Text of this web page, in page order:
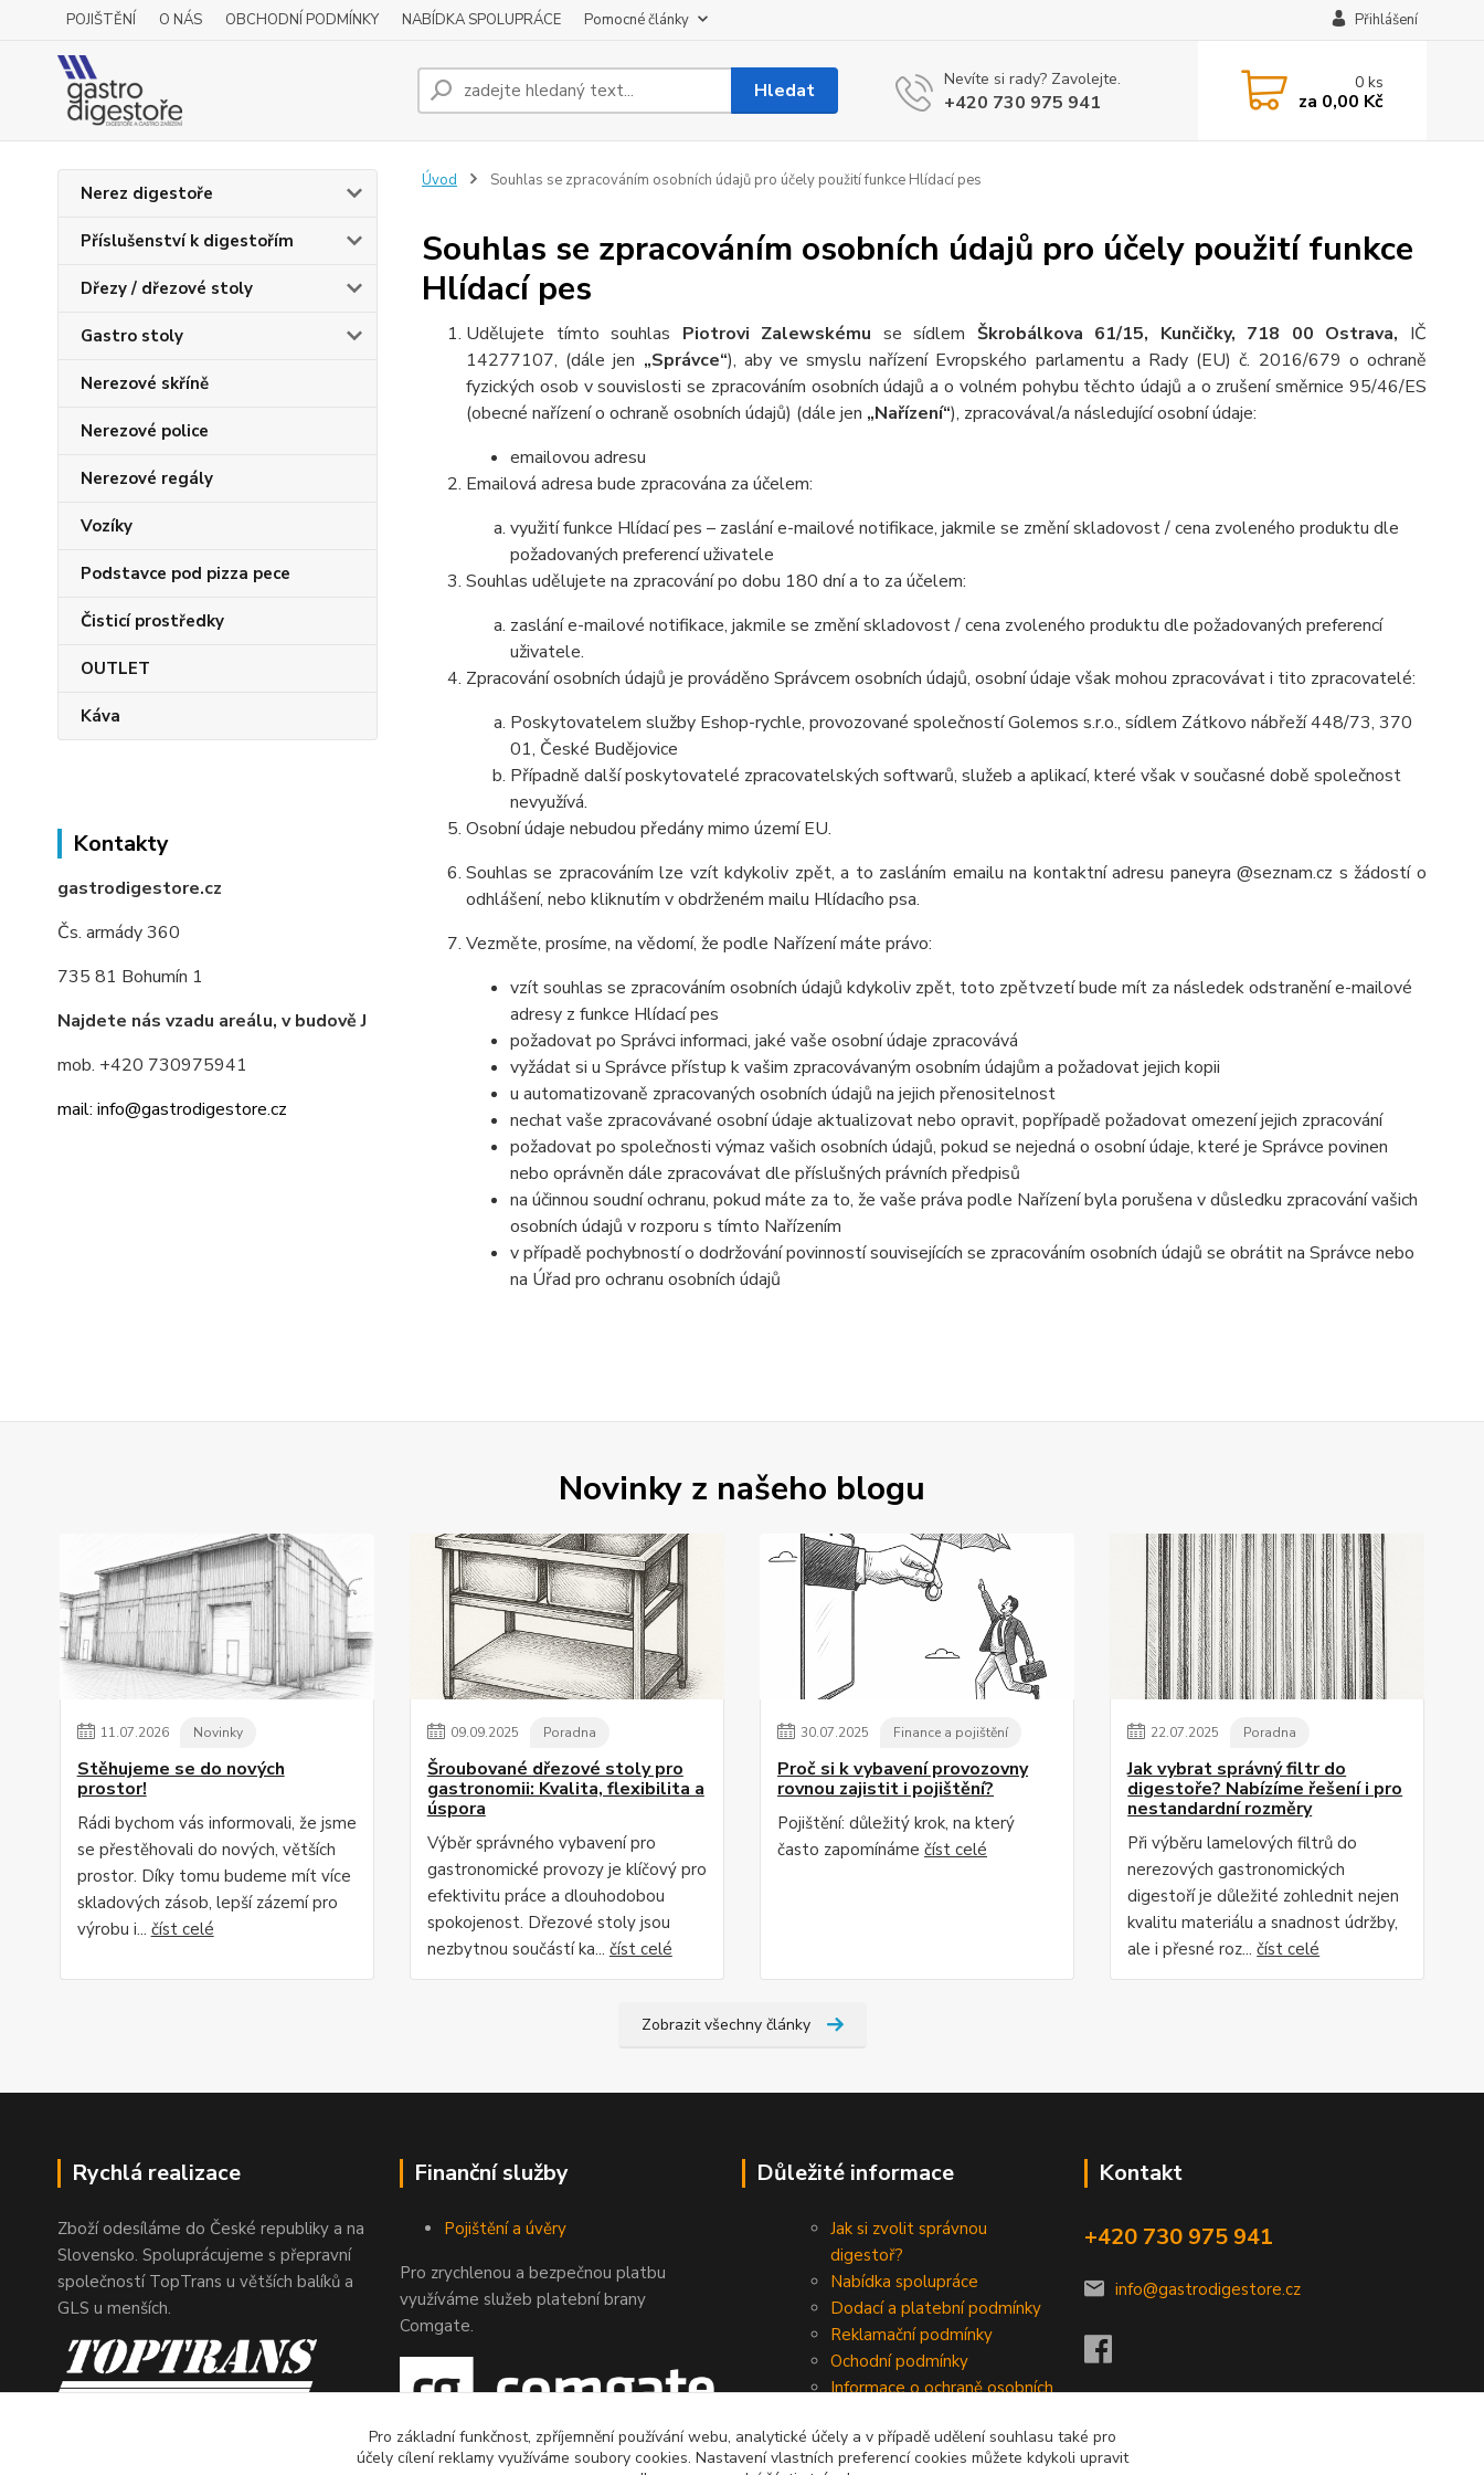
POJIŠTĚNÍ O NÁS OBCHODNÍ PODMÍNKY NABÍDKA SPOLUPRÁCE Pomocné články Přihlášení
Hledat Nevíte si rady? Zavolejte.
+420 730 975 941
0ks
za 0,00 Kč
Nerez digestoře
Příslušenství k digestořím
Dřezy / dřezové stoly
Gastro stoly
Nerezové skříně
Nerezové police
Nerezové regály
Vozíky
Podstavce pod pizza pece
Čisticí prostředky
OUTLET
Káva
Kontakty
gastrodigestore.cz
Čs. armády 360
735 81 Bohumín 1
Najdete nás vzadu areálu, v budově J
mob. +420 730975941
mail: info@gastrodigestore.cz
Úvod Souhlas se zpracováním osobních údajů pro účely použití funkce Hlídací pes
Souhlas se zpracováním osobních údajů pro účely použití funkce
Hlídací pes
Udělujete tímto souhlas Piotrovi Zalewskému se sídlem Škrobálkova 61/15, Kunčičky, 718 00 Ostrava, IČ
14277107, (dále jen „Správce“), aby ve smyslu nařízení Evropského parlamentu a Rady (EU) č. 2016/679 o ochraně
fyzických osob v souvislosti se zpracováním osobních údajů a o volném pohybu těchto údajů a o zrušení směrnice 95/46/ES
(obecné nařízení o ochraně osobních údajů) (dále jen „Nařízení“), zpracovával/a následující osobní údaje:
emailovou adresu
Emailová adresa bude zpracována za účelem:
využití funkce Hlídací pes – zaslání e-mailové notifikace, jakmile se změní skladovost / cena zvoleného produktu dle
požadovaných preferencí uživatele
Souhlas udělujete na zpracování po dobu 180 dní a to za účelem:
zaslání e-mailové notifikace, jakmile se změní skladovost / cena zvoleného produktu dle požadovaných preferencí
uživatele.
Zpracování osobních údajů je prováděno Správcem osobních údajů, osobní údaje však mohou zpracovávat i tito zpracovatelé:
Poskytovatelem služby Eshop-rychle, provozované společností Golemos s.r.o., sídlem Zátkovo nábřeží 448/73, 370
01, České Budějovice
Případně další poskytovatelé zpracovatelských softwarů, služeb a aplikací, které však v současné době společnost
nevyužívá.
Osobní údaje nebudou předány mimo území EU.
Souhlas se zpracováním lze vzít kdykoliv zpět, a to zasláním emailu na kontaktní adresu paneyra @seznam.cz s žádostí o
odhlášení, nebo kliknutím v obdrženém mailu Hlídacího psa.
Vezměte, prosíme, na vědomí, že podle Nařízení máte právo:
vzít souhlas se zpracováním osobních údajů kdykoliv zpět, toto zpětvzetí bude mít za následek odstranění e-mailové
adresy z funkce Hlídací pes
požadovat po Správci informaci, jaké vaše osobní údaje zpracovává
vyžádat si u Správce přístup k vašim zpracovávaným osobním údajům a požadovat jejich kopii
u automatizovaně zpracovaných osobních údajů na jejich přenositelnost
nechat vaše zpracovávané osobní údaje aktualizovat nebo opravit, popřípadě požadovat omezení jejich zpracování
požadovat po společnosti výmaz vašich osobních údajů, pokud se nejedná o osobní údaje, které je Správce povinen
nebo oprávněn dále zpracovávat dle příslušných právních předpisů
na účinnou soudní ochranu, pokud máte za to, že vaše práva podle Nařízení byla porušena v důsledku zpracování vašich
osobních údajů v rozporu s tímto Nařízením
v případě pochybností o dodržování povinností souvisejících se zpracováním osobních údajů se obrátit na Správce nebo
na Úřad pro ochranu osobních údajů
Novinky z našeho blogu
11.07.2026 Novinky
Stěhujeme se do nových
prostor!
Rádi bychom vás informovali, že jsme
se přestěhovali do nových, větších
prostor. Díky tomu budeme mít více
skladových zásob, lepší zázemí pro
výrobu i... číst celé
09.09.2025 Poradna
Šroubované dřezové stoly pro
gastronomii: Kvalita, flexibilita a
úspora
Výběr správného vybavení pro
gastronomické provozy je klíčový pro
efektivitu práce a dlouhodobou
spokojenost. Dřezové stoly jsou
nezbytnou součástí ka... číst celé
30.07.2025 Finance a pojištění
Proč si k vybavení provozovny
rovnou zajistit i pojištění?
Pojištění: důležitý krok, na který
často zapomínáme číst celé
22.07.2025 Poradna
Jak vybrat správný filtr do
digestoře? Nabízíme řešení i pro
nestandardní rozměry
Při výběru lamelových filtrů do
nerezových gastronomických
digestoří je důležité zohlednit nejen
kvalitu materiálu a snadnost údržby,
ale i přesné roz...číst celé
Zobrazit všechny články
Rychlá realizace
Zboží odesíláme do České republiky a na
Slovensko. Spoluprácujeme s přepravní
společností TopTrans u větších balíků a
GLS u menších.
Finanční služby
Pojištění a úvěry
Pro zrychlenou a bezpečnou platbu
využíváme služeb platební brany
Comgate.
Důležité informace
Jak si zvolit správnou
digestoř?
Nabídka spolupráce
Dodací a platební podmínky
Reklamační podmínky
Ochodní podmínky
Informace o ochraně osobních
Kontakt
+420 730 975 941
info@gastrodigestore.cz
Pro základní funkčnost, zpříjemnění používání webu, analytické účely a v případě udělení souhlasu také pro
účely cílení reklamy využíváme soubory cookies. Nastavení vlastních preferencí cookies můžete kdykoli upravit